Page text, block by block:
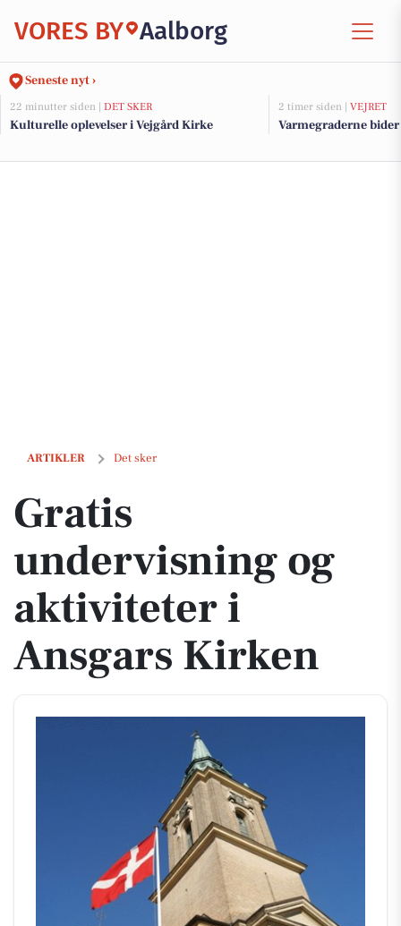
VORES BY Aalborg
Seneste nyt ›
22 minutter siden | DET SKER
Kulturelle oplevelser i Vejgård Kirke
2 timer siden | VEJRET
Varmegraderne
ARTIKLER Det sker
Gratis undervisning og aktiviteter i Ansgars Kirken
Gratis
undervisning og
aktiviteter i
Ansgars Kirken